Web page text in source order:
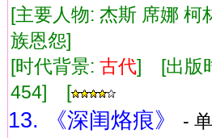
[主要人物: 杰斯 席娜
族恩怨]
[时代背景: 古代] [出版
454] [
13. 《深闺烙痕》 -